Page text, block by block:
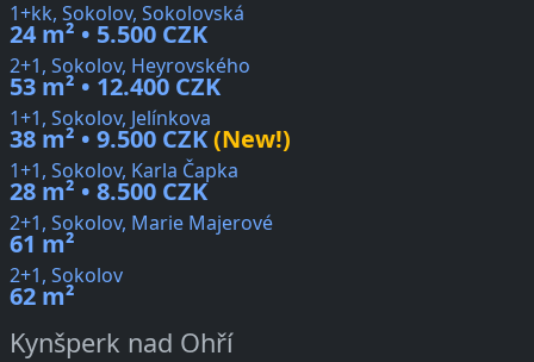
1+kk, Sokolov, Sokolovská
24 m² • 5.500 CZK
2+1, Sokolov, Heyrovského
53 m² • 12.400 CZK
1+1, Sokolov, Jelínkova
38 m² • 9.500 CZK(New!)
1+1, Sokolov, Karla Čapka
28 m² • 8.500 CZK
2+1, Sokolov, Marie Majerové
61 m²
2+1, Sokolov
62 m²
Kynšperk nad Ohří